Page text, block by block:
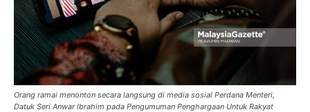
Orang ramai menonton secara langsung di media sosial Perdana Menteri,
Datuk Seri Anwar Ibrahim pada Pengumuman Penghargaan Untuk Rakyat